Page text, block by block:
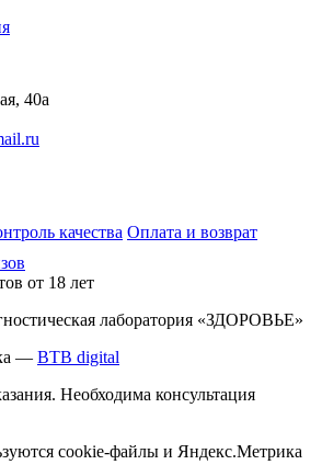
40а
качества Оплата и возврат
от 18 лет
лаборатория «ЗДОРОВЬЕ»
— BTB digital
Необходима консультация
cookie-файлы и Яндекс.Метрика